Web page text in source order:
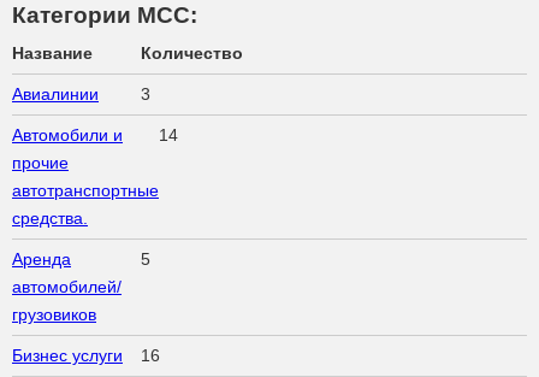
Категории МСС:
Название Количество
Авиалинии 3
Автомобили и
прочие
автотранспортные
средства.
14
Аренда
автомобилей/
грузовиков
5
Бизнес услуги 16